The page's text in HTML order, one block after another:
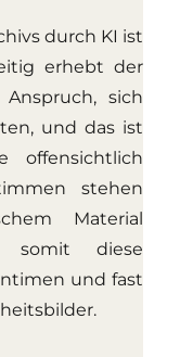
durch KI ist
erhebt der
sich
und das ist
offensichtlich
stehen
Material
somit diese
und fast